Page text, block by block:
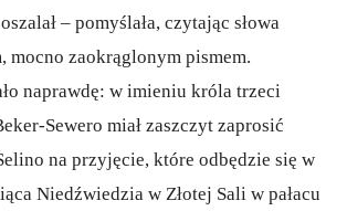
– pomyślała, czytając słowa
mocno zaokrąglonym pismem.
naprawdę: w imieniu króla trzeci
Sewero miał zaszczyt zaprosić
na przyjęcie, które odbędzie się w
Niedźwiedzia w Złotej Sali w pałacu